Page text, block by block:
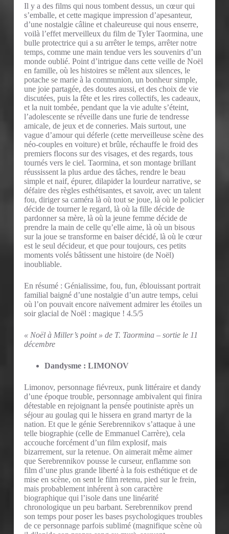
Il y a des films qui nous tombent dessus, un cœur qui
s’emballe, et cette magique impression d’apesanteur,
d’une nostalgie câline et chaleureuse qui nous enserre,
voilà l’effet merveilleux du film de Tyler Taormina, une
bulle protectrice qui a su arrêter le temps, arrêter notre
temps, comme une main tendue vers les souvenirs d’un
monde oublié. Point d’intrigue dans cette veille de Noël
en famille, où les histoires se mêlent aux silences, le
potache se marie à la communion, un bonheur simple,
une joie partagée, des doutes aussi, et des choix de vie
discutées, puis la fête et les rires collectifs, les cadeaux,
et la nuit tombée, pendant que la vie adulte s’éteint,
l’adolescente se réveille dans une furie de tendresse
amicale, de jeux et de conneries. Mais surtout, une
vague d’amour qui déferle (cette merveilleuse scène des
néo-couples en voiture) et brûle, réchauffe le froid des
premiers flocons sur des visages, et des regards, tous
tournés vers le ciel. Taormina, et son montage brillant
réussissent la plus ardue des tâches, rendre le beau
simple et naif, épurer, dilapider la lourdeur narrative, se
défaire des règles esthétisantes, et savoir, avec un talent
fou, diriger sa caméra là où tout se joue, là où le policier
décide de tourner le regard, là où la fille décide de
pardonner sa mère, là où la jeune femme décide de
prendre la main de celle qu’elle aime, là où un bisous
sur la joue se transforme en baiser décidé, là où le cœur
est le seul décideur, et que pour toujours, ces petits
moments volés bâtissent une histoire (de Noël)
inoubliable.
En résumé : Génialissime, fou, fun, éblouissant portrait
familial baigné d’une nostalgie d’un autre temps, celui
où l’on pouvait encore naïvement admirer les étoiles un
soir glacial de Noël : magique ! 4.5/5
« Noël à Miller’s point » de T. Taormina – sortie le 11
décembre
Dandysme : LIMONOV
Limonov, personnage fiévreux, punk littéraire et dandy
d’une époque trouble, personnage ambivalent qui finira
détestable en rejoignant la pensée poutiniste après un
séjour au goulag qui le hissera en grand martyr de la
nation. Et que le génie Serebrennikov s’attaque à une
telle biographie (celle de Emmanuel Carrère), cela
accouche forcément d’un film explosif, mais
bizarrement, sur la retenue. On aimerait même aimer
que Serebrennikov pousse le curseur, enflamme son
film d’une plus grande liberté à la fois esthétique et de
mise en scène, on sent le film retenu, pied sur le frein,
mais probablement inhérent à son caractère
biographique qui l’isole dans une linéarité
chronologique un peu barbant. Serebrennikov prend
son temps pour poser les bases psychologiques troubles
de ce personnage parfois sublimé (magnifique scène où